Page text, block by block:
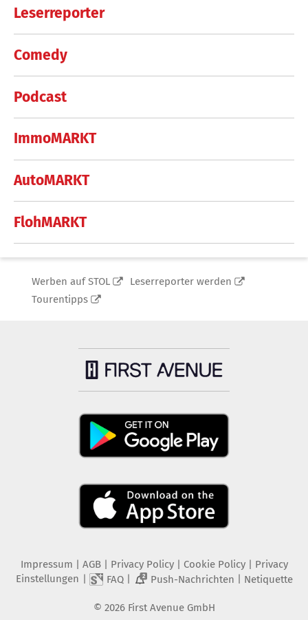
Leserreporter
Comedy
Podcast
ImmoMARKT
AutoMARKT
FlohMARKT
Werben auf STOL
Leserreporter werden
Tourentipps
Impressum | AGB | Privacy Policy| Cookie Policy| Privacy
Einstellungen | FAQ| 2 Push-Nachrichten | Netiquette
© 2026 First Avenue GmbH